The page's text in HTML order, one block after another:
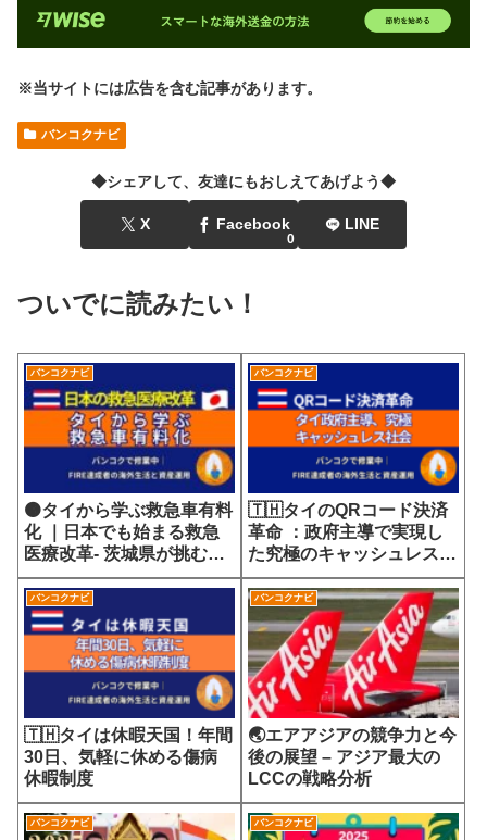
※当サイトには広告を含む記事があります。
バンコクナビ
◆シェアして、友達にもおしえてあげよう◆
X Facebook
0
LINE
ついでに読みたい！
バンコクナビ
🟠タイから学ぶ救急車有料
化 ｜日本でも始まる救急
医療改革- 茨城県が挑む
7700円の選定療養費が示
す医療サービスの未来
バンコクナビ
🇹🇭タイのQRコード決済
革命 ：政府主導で実現し
た究極のキャッシュレス社
会
バンコクナビ
🇹🇭タイは休暇天国！年間
30日、気軽に休める傷病
休暇制度
バンコクナビ
🌏エアアジアの競争力と今
後の展望 – アジア最大の
LCCの戦略分析
バンコクナビ バンコクナビ